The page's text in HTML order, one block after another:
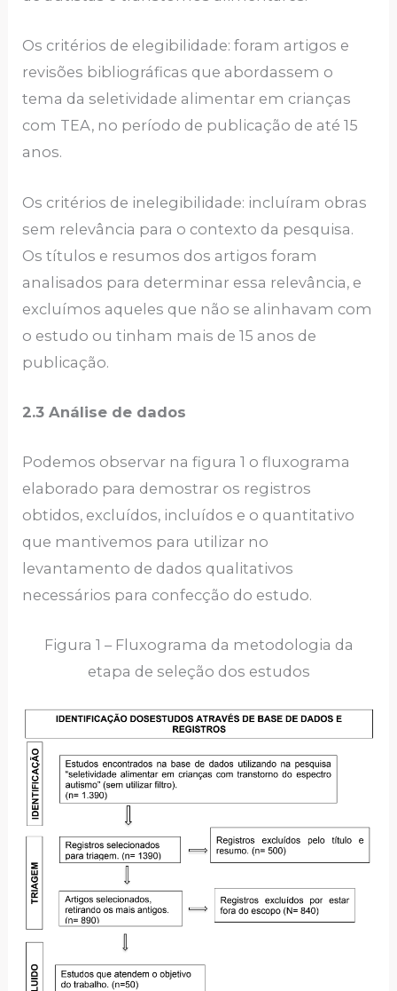
Os critérios de elegibilidade: foram artigos e
revisões bibliográficas que abordassem o
tema da seletividade alimentar em crianças
com TEA, no período de publicação de até 15
anos.
Os critérios de inelegibilidade: incluíram obras
sem relevância para o contexto da pesquisa.
Os títulos e resumos dos artigos foram
analisados para determinar essa relevância, e
excluímos aqueles que não se alinhavam com
o estudo ou tinham mais de 15 anos de
publicação.
2.3 Análise de dados
Podemos observar na figura 1 o fluxograma
elaborado para demostrar os registros
obtidos, excluídos, incluídos e o quantitativo
que mantivemos para utilizar no
levantamento de dados qualitativos
necessários para confecção do estudo.
Figura 1 – Fluxograma da metodologia da
etapa de seleção dos estudos